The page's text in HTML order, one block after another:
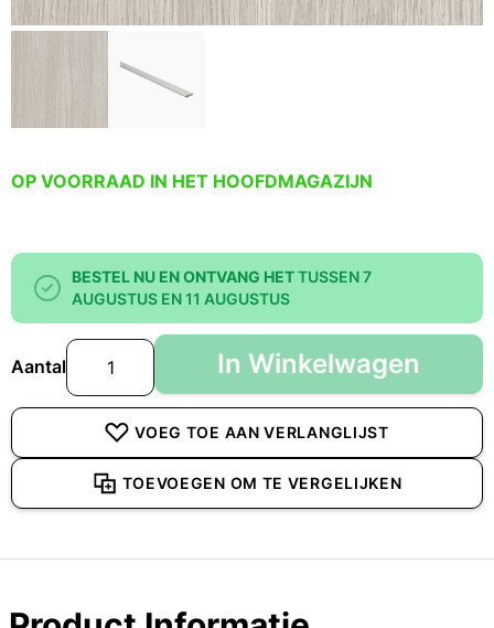
OP VOORRAAD IN HET HOOFDMAGAZIJN
BESTEL NU EN ONTVANG HETTUSSEN 7
AUGUSTUS EN 11 AUGUSTUS
Aantal In Winkelwagen
VOEG TOE AAN VERLANGLIJST
TOEVOEGEN OM TE VERGELIJKEN